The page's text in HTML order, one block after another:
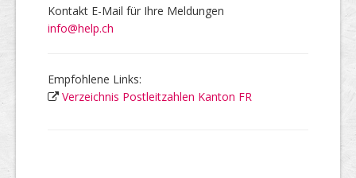
Kontakt E-Mail für Ihre Meldungen
info@help.ch
Empfohlene Links:
Verzeichnis Postleitzahlen Kanton FR